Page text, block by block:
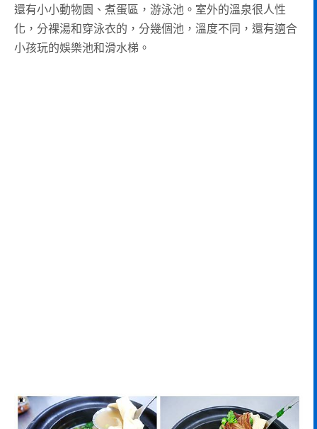
還有小小動物園、煮蛋區，游泳池。室外的溫泉很人性
化，分裸湯和穿泳衣的，分幾個池，溫度不同，還有適合
小孩玩的娛樂池和滑水梯。